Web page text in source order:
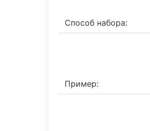
Способ набора:
Пример: